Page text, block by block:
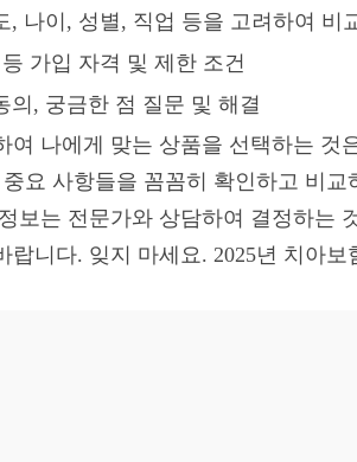
, 나이, 성별, 직업 등을 고려하여 비
가입 자격 및 제한 조건
의, 궁금한 점 질문 및 해결
여 나에게 맞는 상품을 선택하는 것
요 사항들을 꼼꼼히 확인하고 비
보는 전문가와 상담하여 결정하는
니다. 잊지 마세요. 2025년 치아